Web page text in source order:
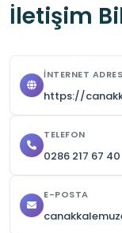
şakalaşmak
kesinlikle
üstüne
kesinlikle
İletişim
İNTERNET
https://
TELEFON
0286 217 67 40
E-POSTA